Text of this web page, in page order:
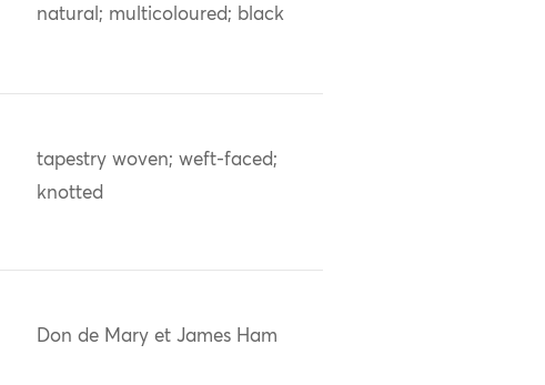
natural; multicoloured; black
tapestry woven; weft-faced;
knotted
Don de Mary et James Ham